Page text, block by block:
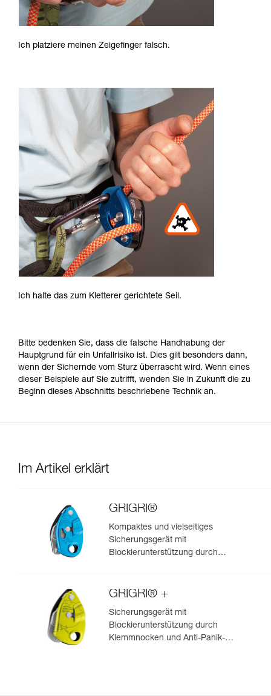
Ich platziere meinen Zeigefinger falsch.
Ich halte das zum Kletterer gerichtete Seil.
Bitte bedenken Sie, dass die falsche Handhabung der
Hauptgrund für ein Unfallrisiko ist. Dies gilt besonders dann,
wenn der Sichernde vom Sturz überrascht wird. Wenn eines
dieser Beispiele auf Sie zutrifft, wenden Sie in Zukunft die zu
Beginn dieses Abschnitts beschriebene Technik an.
Im Artikel erklärt
GRIGRI®
Kompaktes und vielseitiges
Sicherungsgerät mit
Blockierunterstützung durch
GRIGRI® +
Sicherungsgerät mit
Blockierunterstützung durch
Klemmnocken und Anti-Panik-